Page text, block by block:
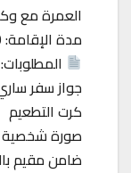
العمرة مع
مدة الإقامة: 80 يوم
المطلوبات:
جواز سفر
كرت التطعيم
صورة شخصية
ضامن مقيم